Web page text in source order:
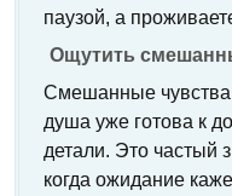
паузой, а
Ощутить
Смешанные чувства
душа уже готова к
детали. Это частый
когда ожидание